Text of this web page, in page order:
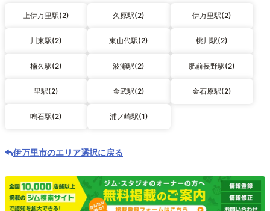
上伊万里駅(2) 久原駅(2) 伊万里駅(2)
川東駅(2) 東山代駅(2) 桃川駅(2)
楠久駅(2) 波瀬駅(2) 肥前長野駅(2)
里駅(2) 金武駅(2) 金石原駅(2)
鳴石駅(2) 浦ノ崎駅(1)
伊万里市のエリア選択に戻る